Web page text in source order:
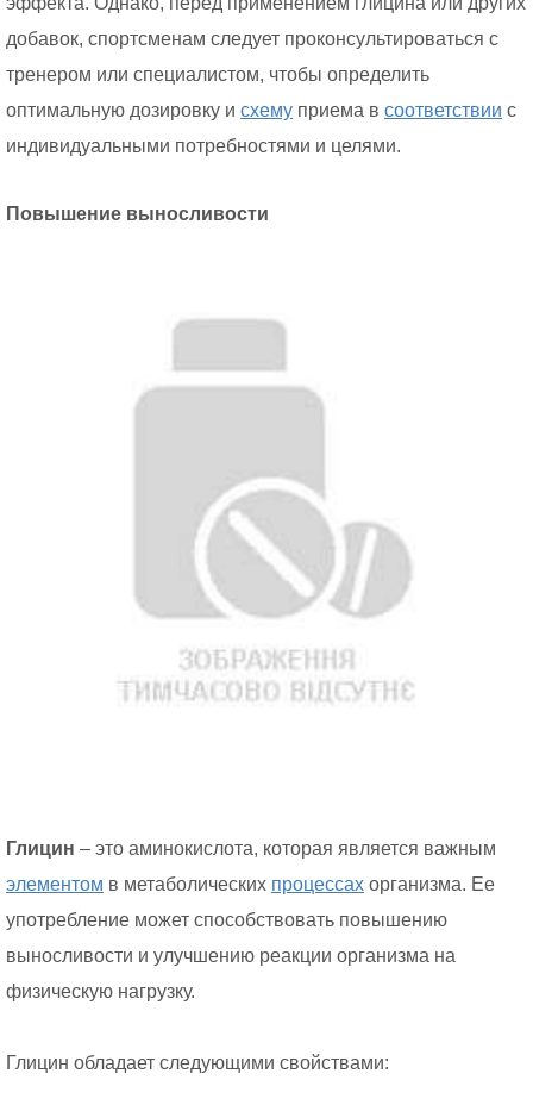
добавок, спортсменам следует проконсультироваться с
тренером или специалистом, чтобы определить
оптимальную дозировку и схему приема в соответствии с
индивидуальными потребностями и целями.
Повышение выносливости
Глицин – это аминокислота, которая является важным
элементом в метаболических процессах организма. Ее
употребление может способствовать повышению
выносливости и улучшению реакции организма на
физическую нагрузку.
Глицин обладает следующими свойствами: